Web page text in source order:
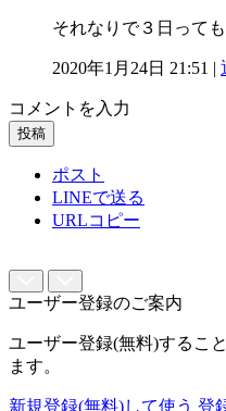
それなりで３日って
2020年1月24日 21:51 |
コメントを入力
投稿
ポスト
LINEで送る
URLコピー
ユーザー登録のご案内
ユーザー登録(無料)するこ
ます。
新規登録(無料)して使う 登